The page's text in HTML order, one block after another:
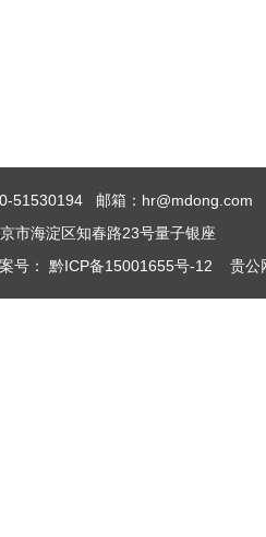
51530194 邮箱：hr@mdong.com
市海淀区知春路23号量子银座
号： 黔ICP备15001655号-12 贵公